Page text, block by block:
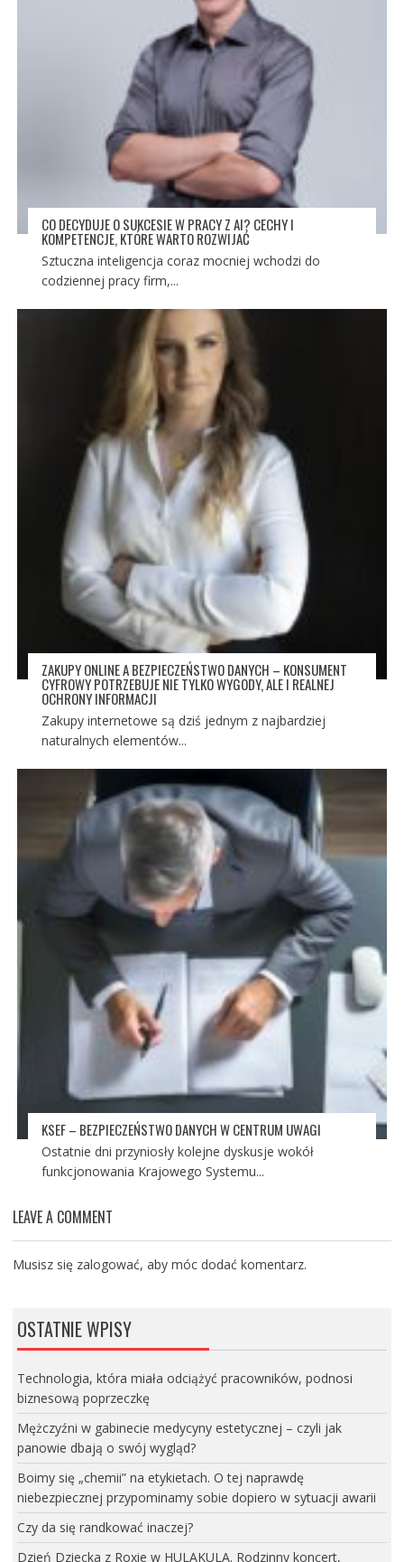
CO DECYDUJE O SUKCESIE W PRACY Z AI? CECHY I
KOMPETENCJE, KTÓRE WARTO ROZWIJAĆ
Sztuczna inteligencja coraz mocniej wchodzi do
codziennej pracy firm,...
ZAKUPY ONLINE A BEZPIECZEŃSTWO DANYCH – KONSUMENT
CYFROWY POTRZEBUJE NIE TYLKO WYGODY, ALE I REALNEJ
OCHRONY INFORMACJI
Zakupy internetowe są dziś jednym z najbardziej
naturalnych elementów...
KSEF – BEZPIECZEŃSTWO DANYCH W CENTRUM UWAGI
Ostatnie dni przyniosły kolejne dyskusje wokół
funkcjonowania Krajowego Systemu...
LEAVE A COMMENT
Musisz się zalogować, aby móc dodać komentarz.
OSTATNIE WPISY
Technologia, która miała odciążyć pracowników, podnosi
biznesową poprzeczkę
Mężczyźni w gabinecie medycyny estetycznej – czyli jak
panowie dbają o swój wygląd?
Boimy się „chemii” na etykietach. O tej naprawdę
niebezpiecznej przypominamy sobie dopiero w sytuacji awarii
Czy da się randkować inaczej?
Dzień Dziecka z Roxie w HULAKULA. Rodzinny koncert,